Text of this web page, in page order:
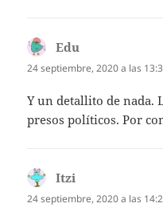
Edu
24 septiembre, 2020 a las
Y un detallito de nada.
presos políticos. Por
Itzi
24 septiembre, 2020 a las